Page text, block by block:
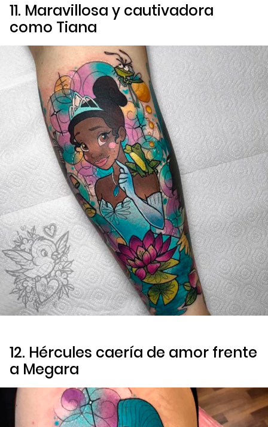
11. Maravillosa y cautivadora
como Tiana
12. Hércules caería de amor frente
a Megara